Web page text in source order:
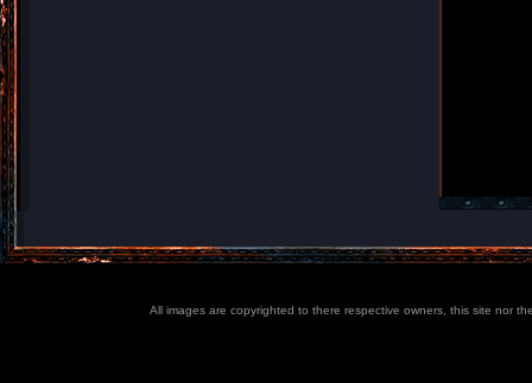
All images are copyrighted to there respective owners, this site nor